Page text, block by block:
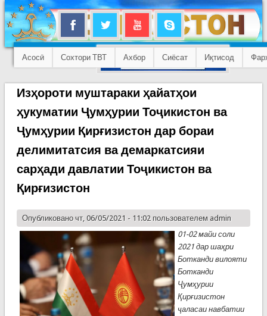
Асосӣ Сохтори ТВТ Ахбор Сиёсат Иқтисод
Изҳороти муштараки ҳайатҳои
ҳукуматии Ҷумҳурии Тоҷикистон ва
Ҷумҳурии Қирғизистон дар бораи
делимитатсия ва демаркатсияи
сарҳади давлатии Тоҷикистон ва
Қирғизистон
Опубликовано чт, 06/05/2021 - 11:02 пользователем admin
01-02 майи соли
2021 дар шаҳри
Ботканди вилояти
Ботканди
Ҷумҳурии
Қирғизистон
ҷаласаи навбатии